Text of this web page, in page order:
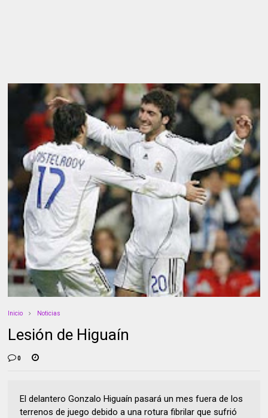
Inicio Noticias
Lesión de Higuaín
0
El delantero Gonzalo Higuaín pasará un mes fuera de los
terrenos de juego debido a una rotura fibrilar que sufrió